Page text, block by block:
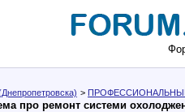
>
про ремонт системи